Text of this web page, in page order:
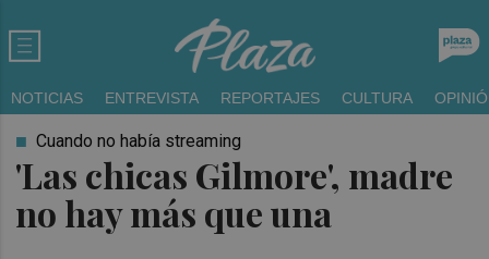
NOTICIAS ENTREVISTA REPORTAJES CULTURA
'Las chicas Gilmore', madre
no hay más que una
Cuando no había streaming